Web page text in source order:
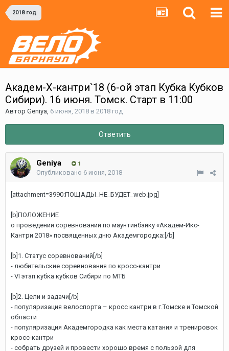
2018 год
Академ-Х-кантри`18 (6-ой этап Кубка Кубков
Сибири). 16 июня. Томск. Старт в 11:00
Автор Geniya, 6 июня, 2018 в 2018 год
Ответить
Geniya 1
Опубликовано 6 июня, 2018
[attachment=3990:ПОЩАДЫ_НЕ_БУДЕТ_web.jpg]
[b]ПОЛОЖЕНИЕ
о проведении соревнований по маунтинбайку «Академ-Икс-
Кантри 2018» посвященных дню Академгородка:[/b]
[b]1. Статус соревнований[/b]
- любительские соревнования по кросс-кантри
- VI этап кубка кубков Сибири по МТБ
[b]2. Цели и задачи[/b]
- популяризация велоспорта – кросс кантри в г.Томске и Томской
области
- популяризация Академгородка как места катания и тренировок
кросс-кантри
- собрать друзей и провести хорошо время с пользой для